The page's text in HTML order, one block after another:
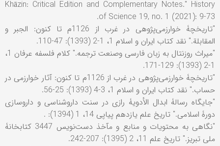
Khāzin: Critical Edition and Complementary Notes." History
of Science 19, no. 1 (2021): 9-73.
"تاریخچۀ خوارزمی‌پژوهی در غرب از 1126م تا کنون: الجبر و
المقابلة." نقد کتاب ایران و اسلام 1، 1-2 (1393): 47-110.
"میراث روزنتال به زبان فارسی وصنعت ترجمه." کلام فلسفه عرفان 1،
1-2 (1393): 129-171.
"تاریخچۀ خوارزمی‌پژوهی در غرب از 1126م تا کنون: آثار خوارزمی در
حساب." نقد کتاب ایران و اسلام 1، 3-4 (1393): 25-56.
"جایگاه رسالۀ ابدال الأدویۀ رازی در سنت داروشناسی و داروسازی
دورۀ اسلامی." تاریخ علم یازدهم پیاپی 14، 1 (1394): .
"نگاهی به محتویات و منابع و مآخذ دست‌نویس 3447 کتابخانۀ
ملی تبریز." تاریخ علم 11، 2 (1395): 207-242.